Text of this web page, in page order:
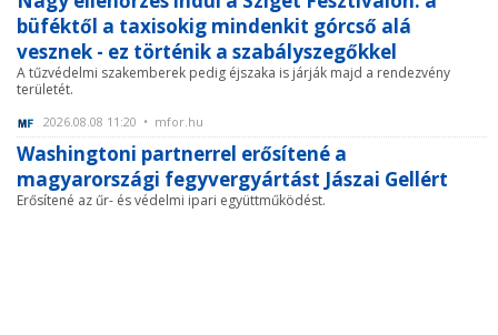
büféktől a taxisokig mindenkit górcső alá
vesznek - ez történik a szabályszegőkkel
A tűzvédelmi szakemberek pedig éjszaka is járják majd a rendezvény
területét.
2026.08.08 11:20 • mfor.hu
Washingtoni partnerrel erősítené a
magyarországi fegyvergyártást Jászai Gellért
Erősítené az űr- és védelmi ipari együttműködést.